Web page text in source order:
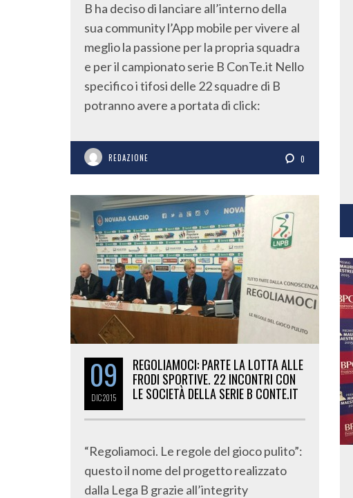
B ha deciso di lanciare all’interno della
sua community l’App mobile per vivere al
meglio la passione per la propria squadra
e per il campionato serie B ConTe.it Nello
specifico i tifosi delle 22 squadre di B
potranno avere a portata di click:
REDAZIONE 0
09
DIC2015
REGOLIAMOCI: PARTE LA LOTTA ALLE
FRODI SPORTIVE. 22 INCONTRI CON
LE SOCIETÀ DELLA SERIE B CONTE.IT
“Regoliamoci. Le regole del gioco pulito”:
questo il nome del progetto realizzato
dalla Lega B grazie all’integrity